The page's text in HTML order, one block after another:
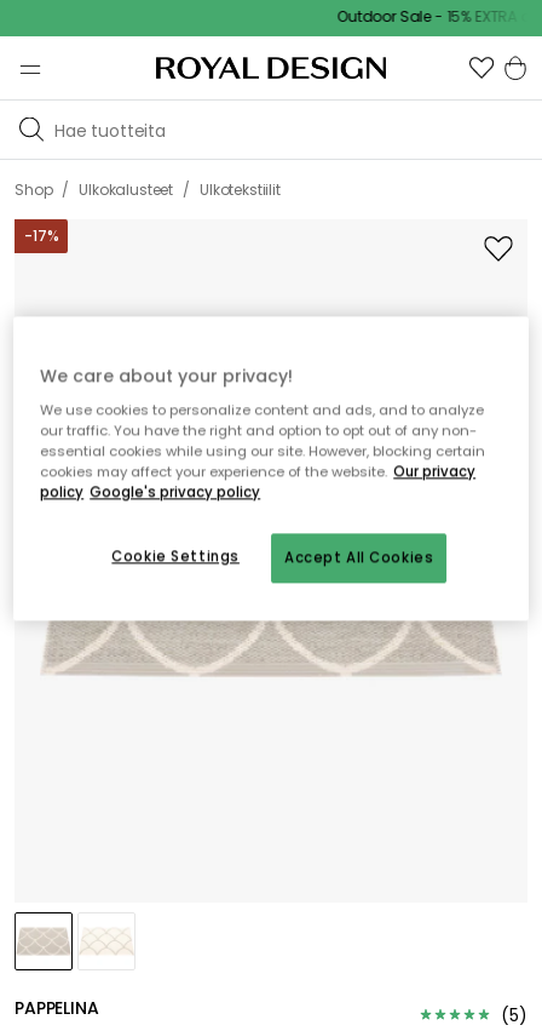
Outdoor Sale - 15% EXTRA
Shop / Ulkokalusteet / Ulkotekstiilit
-17%
PAPPELINA (5)
We care about your privacy!
We use cookies to personalize content and ads, and to analyze
our traffic. You have the right and option to opt out of any non-
essential cookies while using our site. However, blocking certain
cookies may affect your experience of the website. Our privacy
policy Google's privacy policy
Accept All Cookies
Cookie Settings